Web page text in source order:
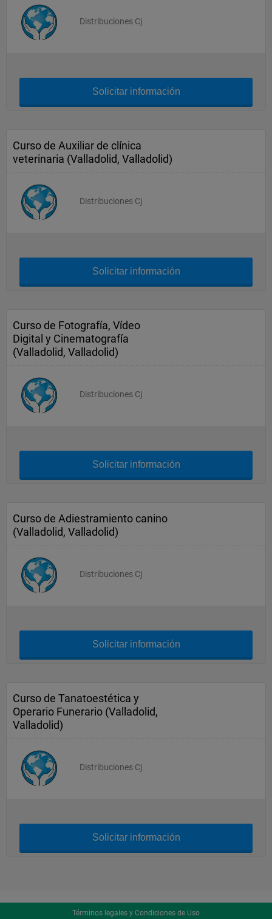
Distribuciones Cj
Solicitar información
Curso de Auxiliar de clínica
veterinaria (Valladolid, Valladolid)
Distribuciones Cj
Solicitar información
Curso de Fotografía, Vídeo
Digital y Cinematografía
(Valladolid, Valladolid)
Distribuciones Cj
Solicitar información
Curso de Adiestramiento canino
(Valladolid, Valladolid)
Distribuciones Cj
Solicitar información
Curso de Tanatoestética y
Operario Funerario (Valladolid,
Valladolid)
Distribuciones Cj
Solicitar información
Términos legales y Condiciones de Uso